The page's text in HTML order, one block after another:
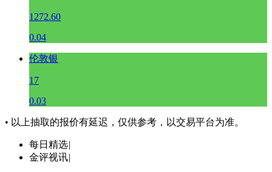
1272.60
0.04
伦敦银
17
0.03
• 以上抽取的报价有延迟，仅供参考，以交易平台为准。
每日精选|
金评视讯|